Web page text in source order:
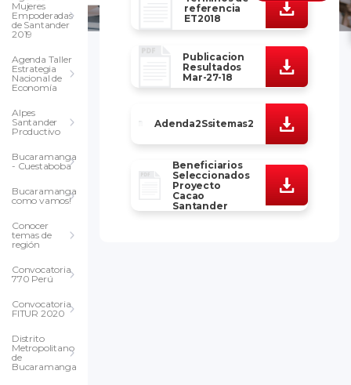
Mujeres
Empoderadas
de Santander
2019
Agenda Taller
Estrategia
Nacional de
Economía
Alpes
Santander
Productivo
Bucaramanga
- Cuestaboba
Bucaramanga
como vamos!
Conocer
temas de
región
Convocatoria
770 Perú
Convocatoria
FITUR 2020
Distrito
Metropolitano
de
Bucaramanga
referencia
ET2018
Publicacion
Resultados
Mar-27-18
Adenda2Ssitemas2
Beneficiarios
Seleccionados
Proyecto
Cacao
Santander